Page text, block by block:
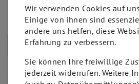
185.00
ALLE PRODUKTE
Wir verwenden Cookies auf
Einige von ihnen sind
andere uns helfen, diese
Erfahrung zu verbessern.
Sie können Ihre freiwillige
jederzeit widerrufen. Weitere